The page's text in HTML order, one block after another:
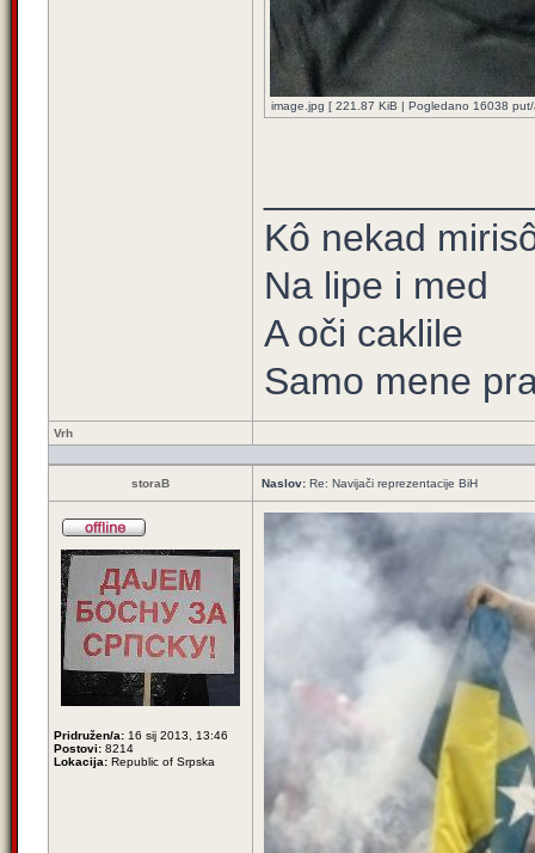
image.jpg [ 221.87 KiB | Pogledano 16038
Kô nekad
Na lipe i med
A oči caklile
Samo mene
Vrh
storaB Naslov: Re: Navijači reprezentacije BiH
Pridružen/a: 16 sij 2013, 13:46
Postovi: 8214
Lokacija: Republic of Srpska